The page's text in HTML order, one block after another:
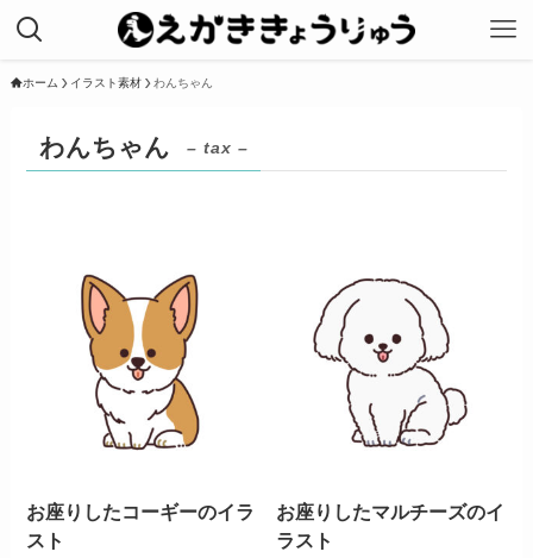
ホーム イラスト素材 わんちゃん
わんちゃん – tax –
お座りしたコーギーのイラ
スト
お座りしたマルチーズのイ
ラスト